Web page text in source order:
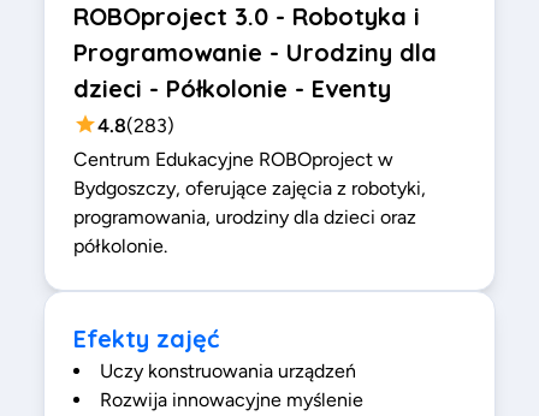
ROBOproject 3.0 - Robotyka i
Programowanie - Urodziny dla
dzieci - Półkolonie - Eventy
4.8(283)
Centrum Edukacyjne ROBOproject w
Bydgoszczy, oferujące zajęcia z robotyki,
programowania, urodziny dla dzieci oraz
półkolonie.
Efekty zajęć
Uczy konstruowania urządzeń
Rozwija innowacyjne myślenie